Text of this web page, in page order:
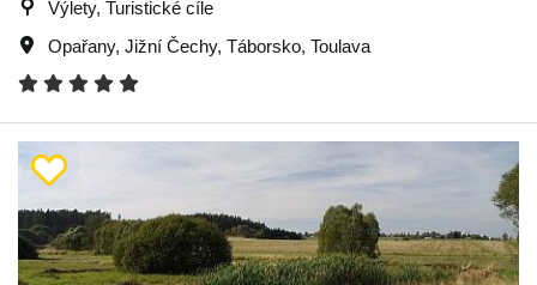
Výlety, Turistické cíle
Opařany, Jižní Čechy, Táborsko, Toulava